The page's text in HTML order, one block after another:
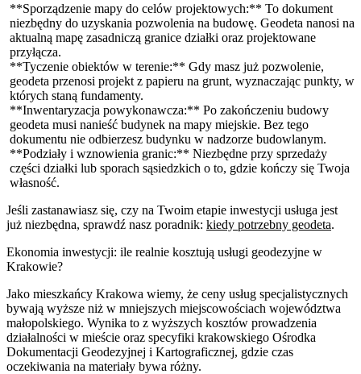
**Sporządzenie mapy do celów projektowych:** To dokument
niezbędny do uzyskania pozwolenia na budowę. Geodeta nanosi na
aktualną mapę zasadniczą granice działki oraz projektowane
przyłącza.
**Tyczenie obiektów w terenie:** Gdy masz już pozwolenie,
geodeta przenosi projekt z papieru na grunt, wyznaczając punkty, w
których staną fundamenty.
**Inwentaryzacja powykonawcza:** Po zakończeniu budowy
geodeta musi nanieść budynek na mapy miejskie. Bez tego
dokumentu nie odbierzesz budynku w nadzorze budowlanym.
**Podziały i wznowienia granic:** Niezbędne przy sprzedaży
części działki lub sporach sąsiedzkich o to, gdzie kończy się Twoja
własność.
Jeśli zastanawiasz się, czy na Twoim etapie inwestycji usługa jest
już niezbędna, sprawdź nasz poradnik: kiedy potrzebny geodeta.
Ekonomia inwestycji: ile realnie kosztują usługi geodezyjne w
Krakowie?
Jako mieszkańcy Krakowa wiemy, że ceny usług specjalistycznych
bywają wyższe niż w mniejszych miejscowościach województwa
małopolskiego. Wynika to z wyższych kosztów prowadzenia
działalności w mieście oraz specyfiki krakowskiego Ośrodka
Dokumentacji Geodezyjnej i Kartograficznej, gdzie czas
oczekiwania na materiały bywa różny.